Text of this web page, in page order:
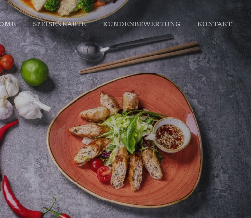
beste asiatische Küche in Bochum, Restaurant in Bermuda3Eck
SPEISENKARTE KUNDENBEWERTUNG KONTAKT